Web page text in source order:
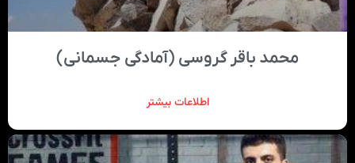
محمد باقر گروسی (آمادگی جسمانی)
اطلاعات بیشتر